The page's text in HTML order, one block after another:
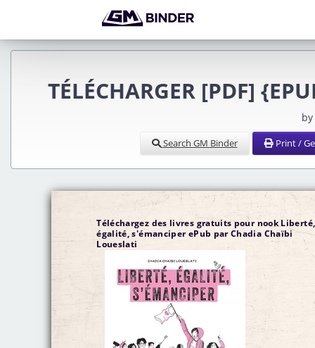
TÉLÉCHARGER [PDF]
Search GM Binder Print /
Téléchargez des livres gratuits pour nook Liberté,
égalité, s'émanciper ePub par Chadia Chaïbi
Loueslati